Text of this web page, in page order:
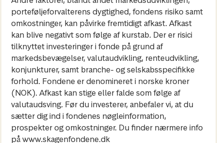
porteføljeforvalterens dygtighed, fondens risiko samt
omkostninger, kan påvirke fremtidigt afkast. Afkast
kan blive negativt som følge af kurstab. Der er risici
tilknyttet investeringer i fonde på grund af
markedsbevægelser, valutaudvikling, renteudvikling,
konjunkturer, samt branche- og selskabsspecifikke
forhold. Fondene er denomineret i norske kroner
(NOK). Afkast kan stige eller falde som følge af
valutaudsving. Før du investerer, anbefaler vi, at du
sætter dig ind i fondenes nøgleinformation,
prospekter og omkostninger. Du finder nærmere info
på www.skagenfondene.dk